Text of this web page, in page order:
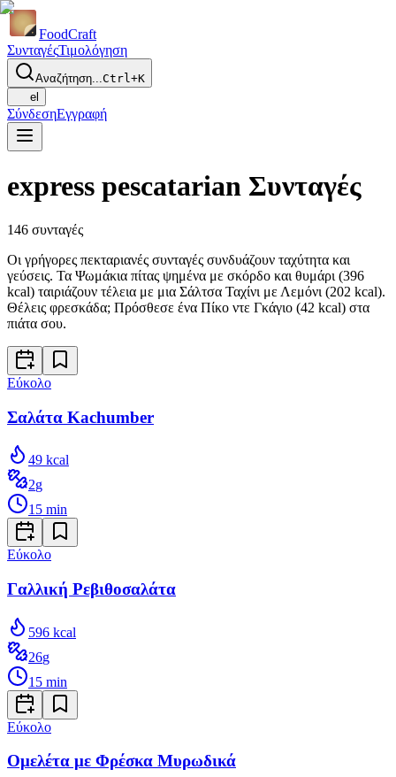
FoodCraft
ΣυνταγέςΤιμολόγηση
Αναζήτηση...Ctrl+K
el
ΣύνδεσηΕγγραφή
express pescatarian Συνταγές
146 συνταγές
Οι γρήγορες πεκταριανές συνταγές συνδυάζουν ταχύτητα και
γεύσεις. Τα Ψωμάκια πίτας ψημένα με σκόρδο και θυμάρι (396
kcal) ταιριάζουν τέλεια με μια Σάλτσα Ταχίνι με Λεμόνι (202 kcal).
Θέλεις φρεσκάδα; Πρόσθεσε ένα Πίκο ντε Γκάγιο (42 kcal) στα
πιάτα σου.
Εύκολο
Σαλάτα Kachumber
49 kcal
2g
15 min
Εύκολο
Γαλλική Ρεβιθοσαλάτα
596 kcal
26g
15 min
Εύκολο
Ομελέτα με Φρέσκα Μυρωδικά